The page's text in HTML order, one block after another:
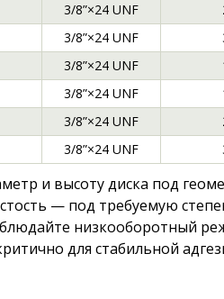
3/8”×24 UNF
3/8”×24 UNF
3/8”×24 UNF
3/8”×24 UNF
3/8”×24 UNF
3/8”×24 UNF
и высоту диска под
— под требуемую
низкооборотный
для стабильной